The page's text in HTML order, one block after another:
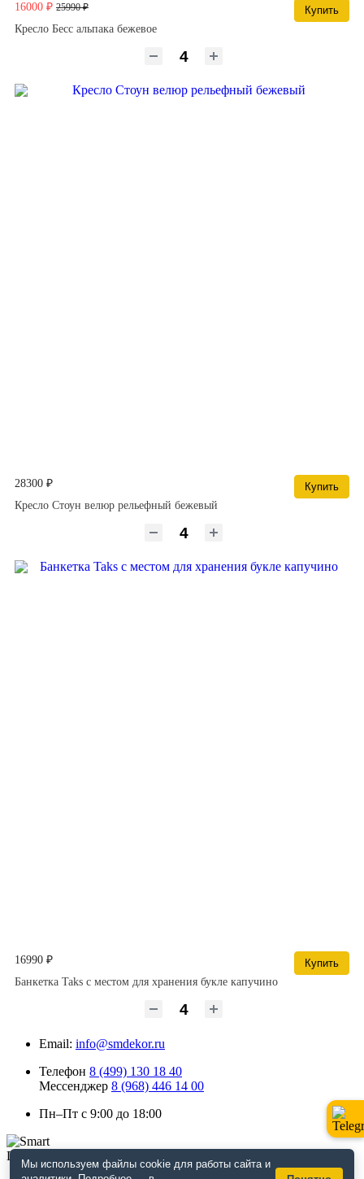
16000 ₽ 25990 ₽
Купить
Кресло Бесс альпака бежевое
28300 ₽
Купить
Кресло Стоун велюр рельефный бежевый
16990 ₽
Купить
Банкетка Taks с местом для хранения букле капучино
Email: info@smdekor.ru
Телефон 8 (499) 130 18 40
Мессенджер 8 (968) 446 14 00
Пн–Пт с 9:00 до 18:00
Мы используем файлы cookie для работы сайта и